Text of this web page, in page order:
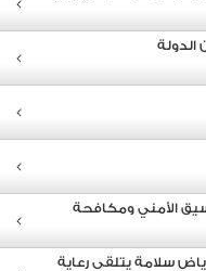
الدولة
الأمني ومكافحة
رياض سلامة يتلقى رعاية